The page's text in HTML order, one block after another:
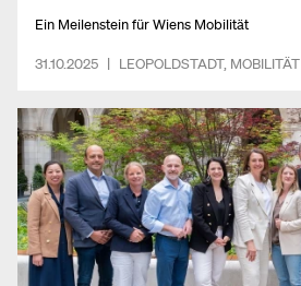
Ein Meilenstein für Wiens Mobilität
31.10.2025 | LEOPOLDSTADT, MOBILITÄT